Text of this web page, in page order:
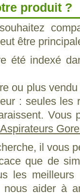
produit ?
être
été indexé
ou plus
: seules les
Vous
il vous
que de
les
aider à